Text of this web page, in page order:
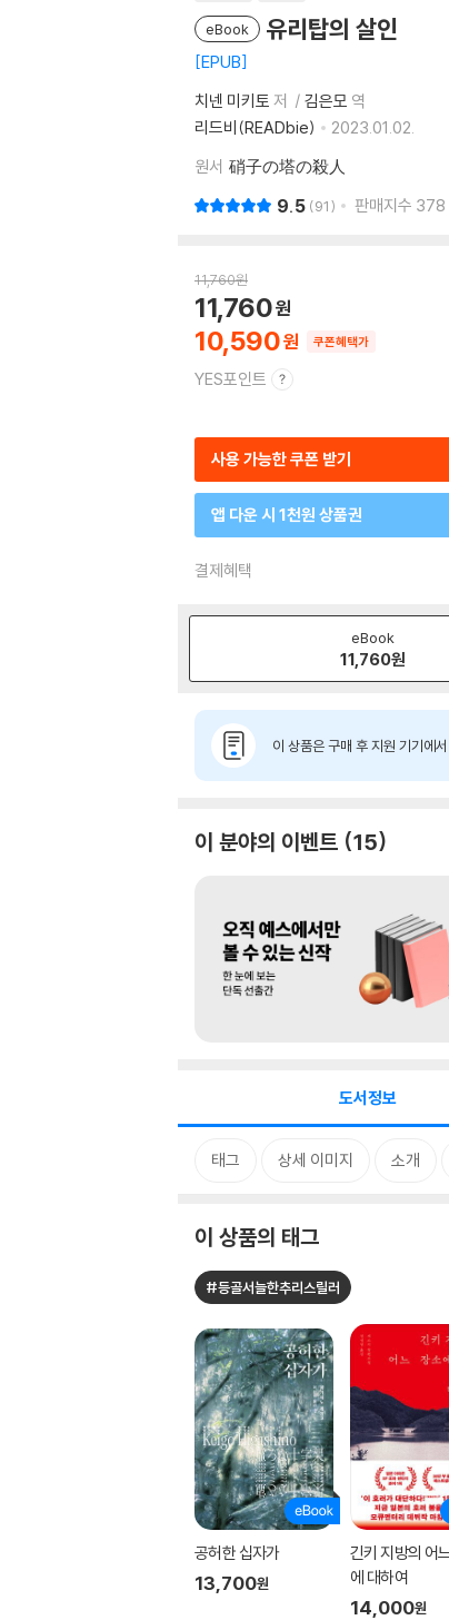
eBook 유리탑의 살인
EPUB
치넨 미키토 저 김은모 역
리드비(READbie)
2023.01.02.
원서 硝子の塔の殺人
9.5 91 판매지수 378
11,760원
10,590
11,760
쿠폰혜택가
YES포인트
사용 가능한 쿠폰 받기
앱 다운 시 1천원 상품권
결제혜택
eBook
11,760원
이 상품은 구매 후 지원 기기에서
이 분야의 이벤트 15
도서정보
태그 상세 이미지 소개
이 상품의 태그
#등골서늘한추리스릴러
공허한 십자가
13,700원
긴키 지방의 어
에 대하여
14,000원